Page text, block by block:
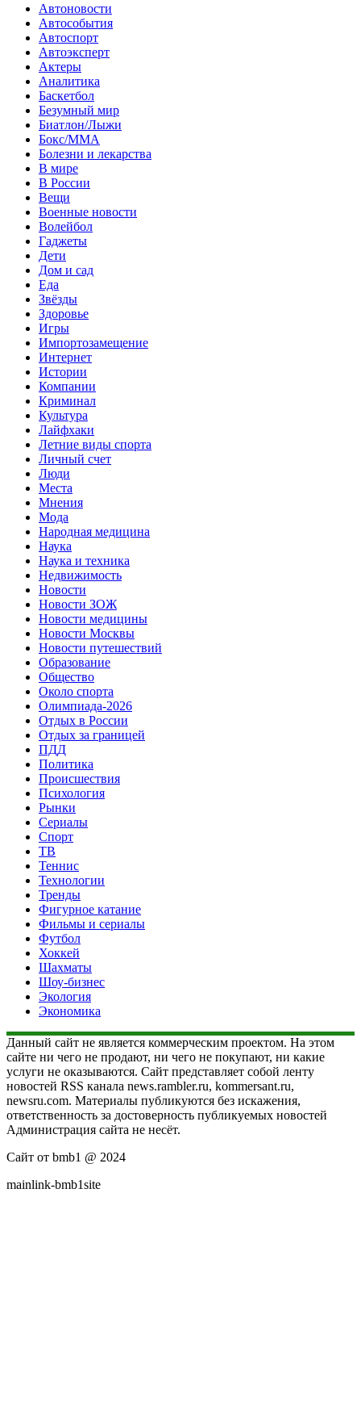
Автоновости
Автособытия
Автоспорт
Автоэксперт
Актеры
Аналитика
Баскетбол
Безумный мир
Биатлон/Лыжи
Бокс/MMA
Болезни и лекарства
В мире
В России
Вещи
Военные новости
Волейбол
Гаджеты
Дети
Дом и сад
Еда
Звёзды
Здоровье
Игры
Импортозамещение
Интернет
Истории
Компании
Криминал
Культура
Лайфхаки
Летние виды спорта
Личный счет
Люди
Места
Мнения
Мода
Народная медицина
Наука
Наука и техника
Недвижимость
Новости
Новости ЗОЖ
Новости медицины
Новости Москвы
Новости путешествий
Образование
Общество
Около спорта
Олимпиада-2026
Отдых в России
Отдых за границей
ПДД
Политика
Происшествия
Психология
Рынки
Сериалы
Спорт
ТВ
Теннис
Технологии
Тренды
Фигурное катание
Фильмы и сериалы
Футбол
Хоккей
Шахматы
Шоу-бизнес
Экология
Экономика
Данный сайт не является коммерческим проектом. На этом
сайте ни чего не продают, ни чего не покупают, ни какие
услуги не оказываются. Сайт представляет собой ленту
новостей RSS канала news.rambler.ru, kommersant.ru,
newsru.com. Материалы публикуются без искажения,
ответственность за достоверность публикуемых новостей
Администрация сайта не несёт.
Сайт от bmb1 @ 2024
mainlink-bmb1site